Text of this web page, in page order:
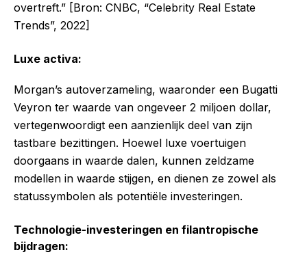
overtreft.” [Bron: CNBC, “Celebrity Real Estate
Trends”, 2022]
Luxe activa:
Morgan’s autoverzameling, waaronder een Bugatti
Veyron ter waarde van ongeveer 2 miljoen dollar,
vertegenwoordigt een aanzienlijk deel van zijn
tastbare bezittingen. Hoewel luxe voertuigen
doorgaans in waarde dalen, kunnen zeldzame
modellen in waarde stijgen, en dienen ze zowel als
statussymbolen als potentiële investeringen.
Technologie-investeringen en filantropische
bijdragen: